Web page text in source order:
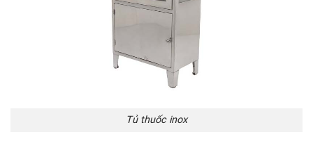
Tủ thuốc inox